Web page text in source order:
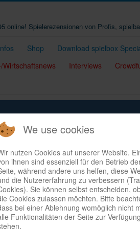
Spielerezensionen von Profis,
Shop Download spielbox
Wirtschaftsnews Interviews
We use cookies
nutzen Cookies auf unserer Website.
ihnen sind essenziell für den Betrieb
während andere uns helfen, diese
die Nutzererfahrung zu verbessern
Sie können selbst entscheiden,
Cookies zulassen möchten. Bitte
bei einer Ablehnung womöglich nicht
Funktionalitäten der Seite zur Verfügung